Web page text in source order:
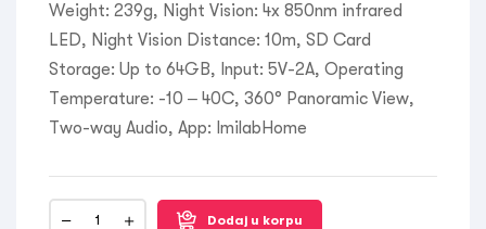
Weight: 239g, Night Vision: 4x 850nm infrared
LED, Night Vision Distance: 10m, SD Card
Storage: Up to 64GB, Input: 5V-2A, Operating
Temperature: -10 – 40C, 360° Panoramic View,
Two-way Audio, App: ImilabHome
Dodaj u korpu